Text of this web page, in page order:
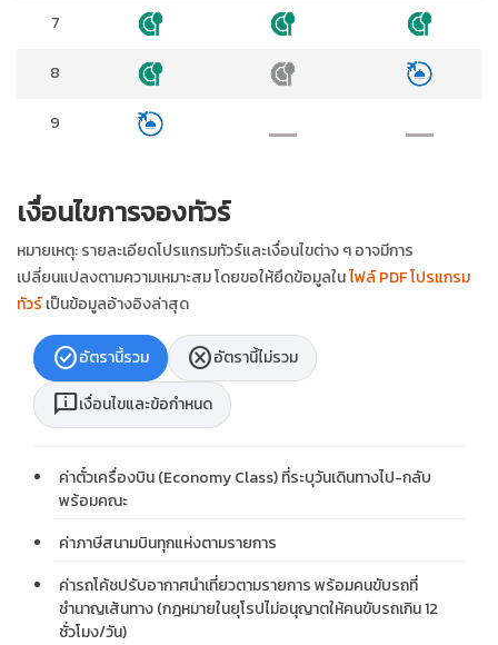
7
8
9
เงื่อนไขการจองทัวร์
หมายเหตุ: รายละเอียดโปรแกรมทัวร์และเงื่อนไขต่าง ๆ อาจมีการ
เปลี่ยนแปลงตามความเหมาะสม โดยขอให้ยึดข้อมูลในไฟล์ PDF โปรแกรม
ทัวร์เป็นข้อมูลอ้างอิงล่าสุด
check_circleอัตรานี้รวม cancelอัตรานี้ไม่รวม
chat_infoเงื่อนไขและข้อกำหนด
ค่าตั๋วเครื่องบิน (Economy Class) ที่ระบุวันเดินทางไป-กลับ
พร้อมคณะ
ค่าภาษีสนามบินทุกแห่งตามรายการ
ค่ารถโค้ชปรับอากาศนำเที่ยวตามรายการ พร้อมคนขับรถที่
ชำนาญเส้นทาง (กฎหมายในยุโรปไม่อนุญาตให้คนขับรถเกิน 12
ชั่วโมง/วัน)